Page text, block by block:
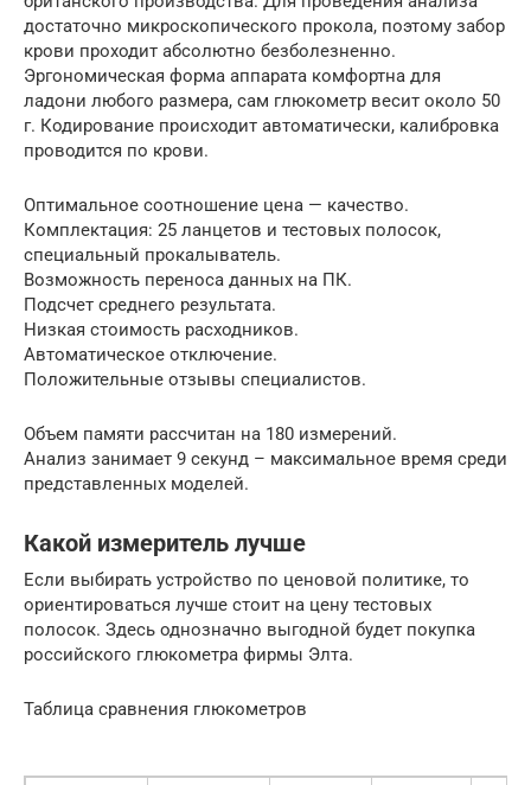
достаточно микроскопического прокола, поэтому забор
крови проходит абсолютно безболезненно.
Эргономическая форма аппарата комфортна для
ладони любого размера, сам глюкометр весит около 50
г. Кодирование происходит автоматически, калибровка
проводится по крови.
Оптимальное соотношение цена — качество.
Комплектация: 25 ланцетов и тестовых полосок,
специальный прокалыватель.
Возможность переноса данных на ПК.
Подсчет среднего результата.
Низкая стоимость расходников.
Автоматическое отключение.
Положительные отзывы специалистов.
Объем памяти рассчитан на 180 измерений.
Анализ занимает 9 секунд – максимальное время среди
представленных моделей.
Какой измеритель лучше
Если выбирать устройство по ценовой политике, то
ориентироваться лучше стоит на цену тестовых
полосок. Здесь однозначно выгодной будет покупка
российского глюкометра фирмы Элта.
Таблица сравнения глюкометров